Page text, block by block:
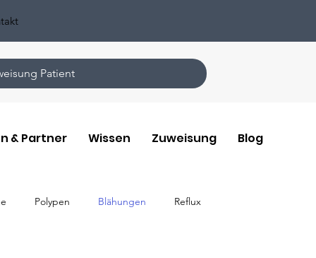
& Partner Wissen Zuweisung Blog
Patient
Polypen Blähungen Reflux